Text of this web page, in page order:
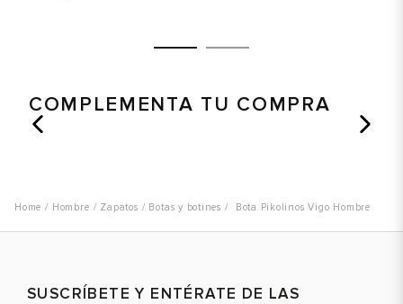
EUR
USA
39 6.5
41 8
EUR
USA
40 7
42
COMPLEMENTA TU COMPRA
Hombre Zapatos Botas y botines Bota Pikolinos Vigo Hombre
SUSCRÍBETE Y ENTÉRATE DE LAS